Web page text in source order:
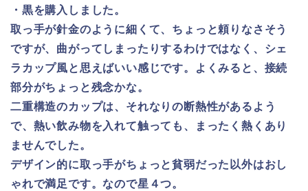
・黒を購入しました。
取っ手が針金のように細くて、ちょっと頼りなさそう
ですが、曲がってしまったりするわけではなく、シェ
ラカップ風と思えばいい感じです。よくみると、接続
部分がちょっと残念かな。
二重構造のカップは、それなりの断熱性があるよう
で、熱い飲み物を入れて触っても、まったく熱くあり
ませんでした。
デザイン的に取っ手がちょっと貧弱だった以外はおし
ゃれで満足です。なので星４つ。